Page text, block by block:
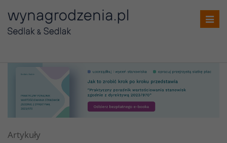
Artykuły